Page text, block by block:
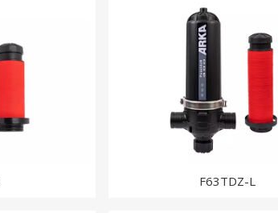
F63TDZ-L